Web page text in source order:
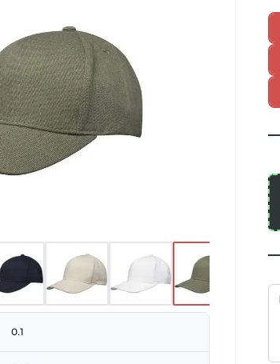
utan bidrar också ett
liv genom att minska
för ett slutet kretslopp. Alla
med en Aware™-spårare.
funktion gör det möjligt för
ursprung och resa via en
i leveranskedjan och
mellan produkten och
0.1